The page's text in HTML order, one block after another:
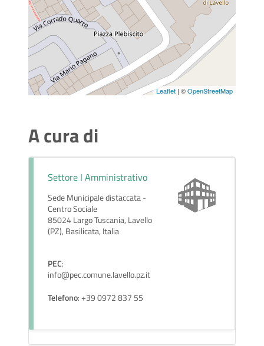
Leaflet | ©OpenStreetMap
A cura di
Settore I Amministrativo
Sede Municipale distaccata -
Centro Sociale
85024 Largo Tuscania, Lavello
(PZ), Basilicata, Italia
PEC:
info@pec.comune.lavello.pz.it
Telefono: +39 0972 837 55